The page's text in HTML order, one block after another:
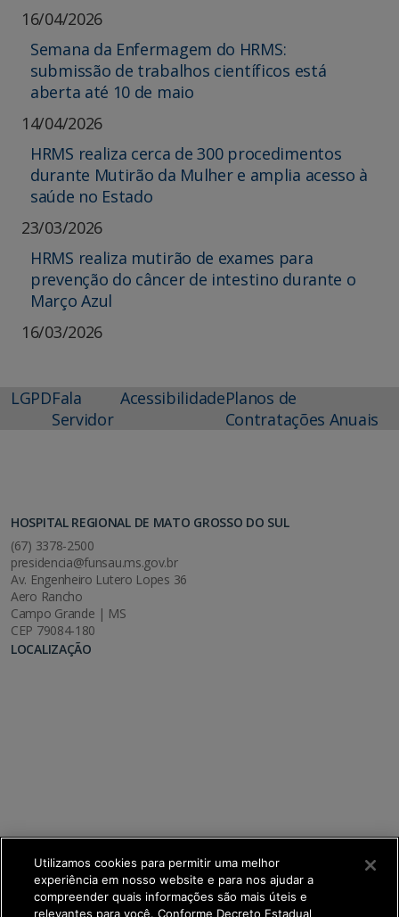
16/04/2026
Semana da Enfermagem do HRMS:
submissão de trabalhos científicos está
aberta até 10 de maio
14/04/2026
HRMS realiza cerca de 300 procedimentos
durante Mutirão da Mulher e amplia acesso à
saúde no Estado
23/03/2026
HRMS realiza mutirão de exames para
prevenção do câncer de intestino durante o
Março Azul
16/03/2026
LGPDFala
Servidor
AcessibilidadePlanos de
Contratações Anuais
HOSPITAL REGIONAL DE MATO GROSSO DO SUL
(67) 3378-2500
presidencia@funsau.ms.gov.br
Av. Engenheiro Lutero Lopes 36
Aero Rancho
Campo Grande | MS
CEP 79084-180
LOCALIZAÇÃO
Utilizamos cookies para permitir uma melhor
experiência em nosso website e para nos ajudar a
compreender quais informações são mais úteis e
relevantes para você. Conforme Decreto Estadual